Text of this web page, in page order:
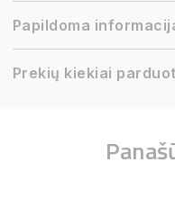
Papildoma
Prekių kiekiai